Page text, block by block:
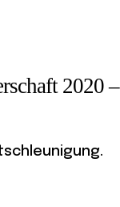
2020 –